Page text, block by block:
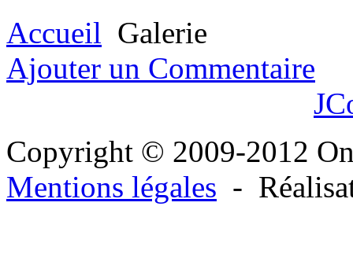
Accueil Galerie
Ajouter un Commentaire
Copyright © 2009-2012
Mentions légales -